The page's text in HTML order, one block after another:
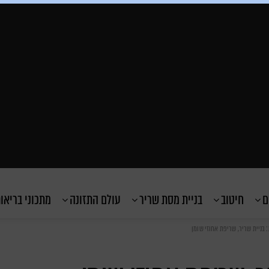
חיטוב בניית מסת שריר עולם התזונה מתכוני
בניית שריר, שריפת אחוזי שומן